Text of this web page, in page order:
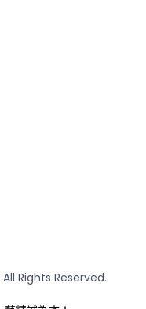
All Rights Reserved.